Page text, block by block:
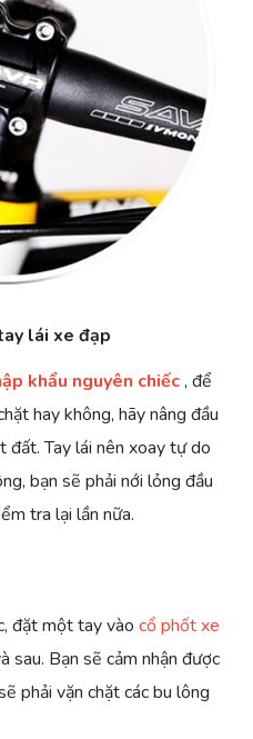
lái xe đạp
khẩu nguyên chiếc, để
hay không, hãy nâng đầu
đất. Tay lái nên xoay tự do
bạn sẽ phải nới lỏng đầu
tra lại lần nữa.
đặt một tay vào cổ phốt xe
sau. Bạn sẽ cảm nhận được
phải vặn chặt các bu lông